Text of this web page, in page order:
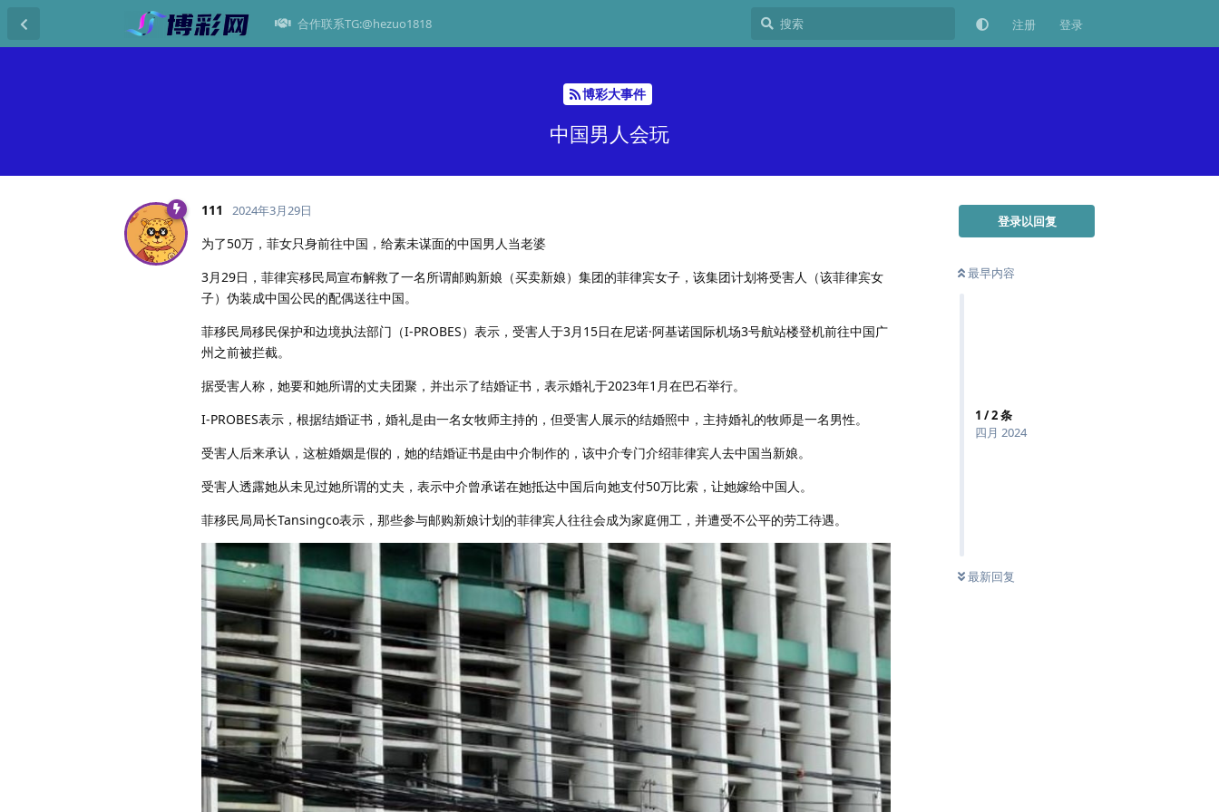
合作联系TG:@hezuo1818 注册 登录
博彩大事件
中国男人会玩
登录以回复
最早内容
1 /2条
四月 2024
最新回复
111 2024年3月29日
为了50万，菲女只身前往中国，给素未谋面的中国男人当老婆
3月29日，菲律宾移民局宣布解救了一名所谓邮购新娘（买卖新娘）集团的菲律宾女子，该集团计划将受害人（该菲律宾女
子）伪装成中国公民的配偶送往中国。
菲移民局移民保护和边境执法部门（I-PROBES）表示，受害人于3月15日在尼诺·阿基诺国际机场3号航站楼登机前往中国广
州之前被拦截。
据受害人称，她要和她所谓的丈夫团聚，并出示了结婚证书，表示婚礼于2023年1月在巴石举行。
I-PROBES表示，根据结婚证书，婚礼是由一名女牧师主持的，但受害人展示的结婚照中，主持婚礼的牧师是一名男性。
受害人后来承认，这桩婚姻是假的，她的结婚证书是由中介制作的，该中介专门介绍菲律宾人去中国当新娘。
受害人透露她从未见过她所谓的丈夫，表示中介曾承诺在她抵达中国后向她支付50万比索，让她嫁给中国人。
菲移民局局长Tansingco表示，那些参与邮购新娘计划的菲律宾人往往会成为家庭佣工，并遭受不公平的劳工待遇。